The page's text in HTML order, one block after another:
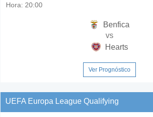
Hora: 20:00
Benfica
vs
Hearts
Ver Prognóstico
UEFA Europa League Qualifying